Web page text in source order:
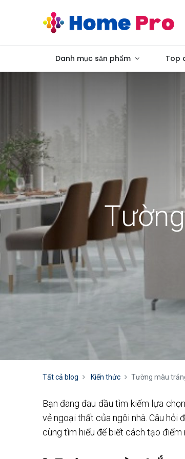
Danh mục sản phẩm Top
Tất cả blog Kiến thức Tường màu
Bạn đang đau đầu tìm kiếm lựa
vẻ ngoại thất của ngôi nhà. Câu hỏi
cùng tìm hiểu để biết cách tạo điểm